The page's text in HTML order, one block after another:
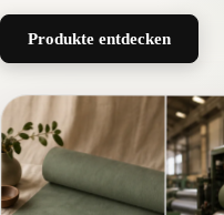
Produkte entdecken